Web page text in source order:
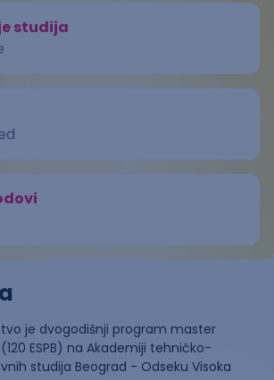
studija
je dvogodišnji program master
ESPB) na Akademiji tehničko-
studija Beograd - Odseku Visoka